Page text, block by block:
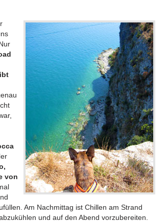
von
Am Nachmittag ist Chillen am Strand
und auf den Abend vorzubereiten.